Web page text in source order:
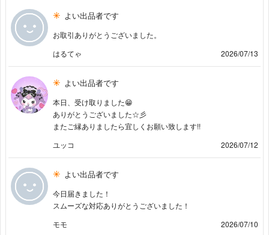
よい出品者です
お取引ありがとうございました。
はるてゃ
2026/07/13
よい出品者です
本日、受け取りました😁
ありがとうございました☆彡
またご縁ありましたら宜しくお願い致します!!
ユッコ
2026/07/12
よい出品者です
今日届きました！
スムーズな対応ありがとうございました！
モモ
2026/07/10